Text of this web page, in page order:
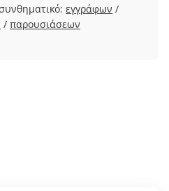
εγγράφων /
/ παρουσιάσεων